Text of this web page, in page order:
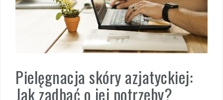
Pielęgnacja skóry azjatyckiej:
Jak zadbać o jej potrzeby?